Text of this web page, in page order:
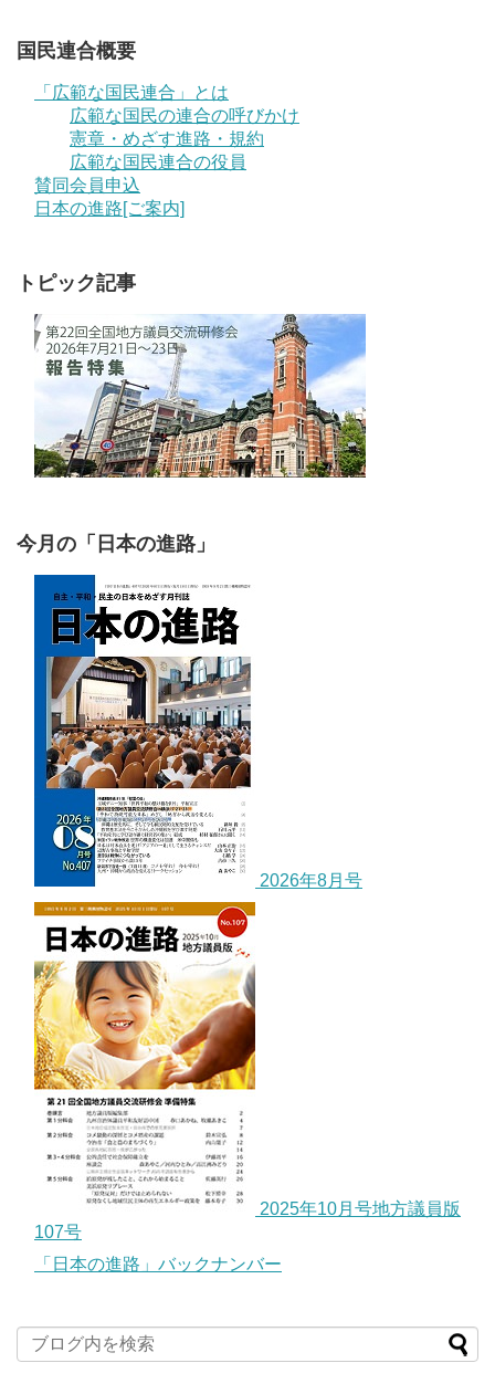
国民連合概要
「広範な国民連合」とは
広範な国民の連合の呼びかけ
憲章・めざす進路・規約
広範な国民連合の役員
賛同会員申込
日本の進路[ご案内]
トピック記事
今月の「日本の進路」
2026年8月号
2025年10月号地方議員版
107号
「日本の進路」バックナンバー